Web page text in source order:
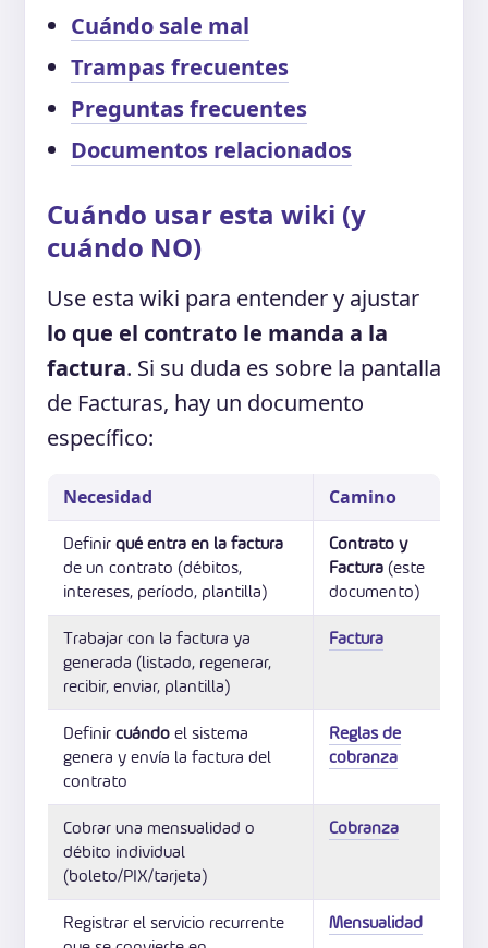
Cuándo sale mal
Trampas frecuentes
Preguntas frecuentes
Documentos relacionados
Cuándo usar esta wiki (y
cuándo NO)
Use esta wiki para entender y ajustar
lo que el contrato le manda a la
factura. Si su duda es sobre la pantalla
de Facturas, hay un documento
específico:
Necesidad Camino
Definirqué entra en la factura
de un contrato (débitos,
intereses, período, plantilla)
Contrato y
Factura (este
documento)
Trabajar con la factura ya
generada (listado, regenerar,
recibir, enviar, plantilla)
Factura
Definircuándoel sistema
genera y envía la factura del
contrato
Reglas de
cobranza
Cobrar una mensualidad o
débito individual
(boleto/PIX/tarjeta)
Cobranza
Registrar el servicio recurrente
Mensualidad